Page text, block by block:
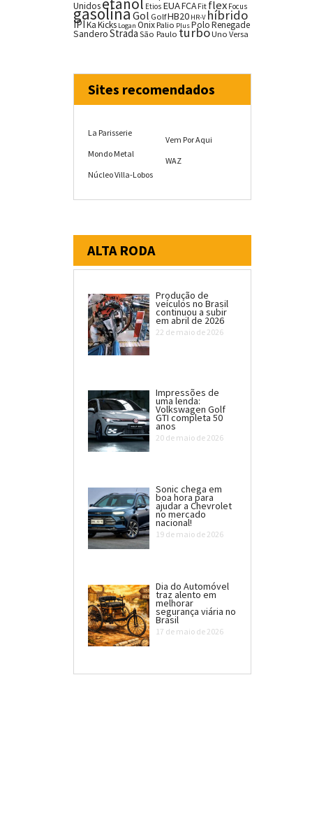
Unidosetanol Etios EUAFCA Fit flex Focus
gasolina Gol GolfHB20 HR-V híbrido
IPIKaKicks Logan OnixPalio PlusPoloRenegade
SanderoStrada São Paulo turboUno Versa
Sites recomendados
La Parisserie
Mondo Metal
Núcleo Villa-Lobos
Vem Por Aqui
WAZ
ALTA RODA
Produção de
veículos no Brasil
continuou a subir
em abril de 2026
22 de maio de 2026
Impressões de
uma lenda:
Volkswagen Golf
GTI completa 50
anos
20 de maio de 2026
Sonic chega em
boa hora para
ajudar a Chevrolet
no mercado
nacional!
19 de maio de 2026
Dia do Automóvel
traz alento em
melhorar
segurança viária no
Brasil
17 de maio de 2026